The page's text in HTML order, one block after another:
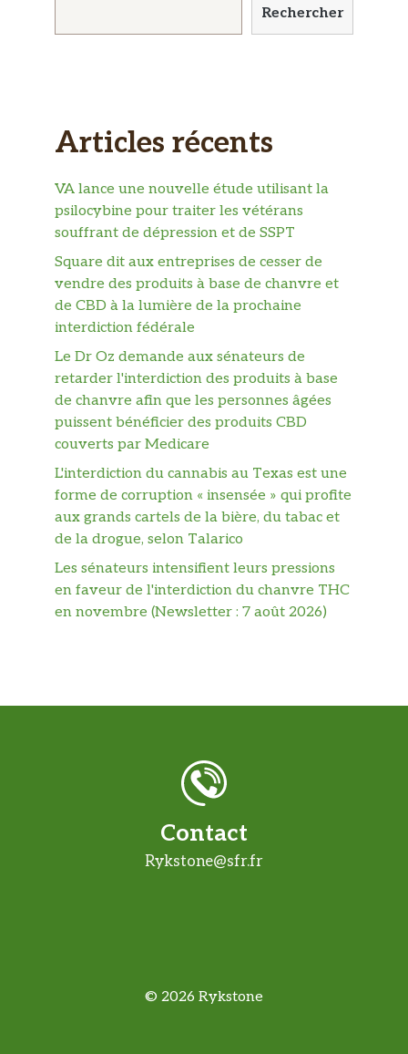
Rechercher
Articles récents
VA lance une nouvelle étude utilisant la
psilocybine pour traiter les vétérans
souffrant de dépression et de SSPT
Square dit aux entreprises de cesser de
vendre des produits à base de chanvre et
de CBD à la lumière de la prochaine
interdiction fédérale
Le Dr Oz demande aux sénateurs de
retarder l'interdiction des produits à base
de chanvre afin que les personnes âgées
puissent bénéficier des produits CBD
couverts par Medicare
L'interdiction du cannabis au Texas est une
forme de corruption « insensée » qui profite
aux grands cartels de la bière, du tabac et
de la drogue, selon Talarico
Les sénateurs intensifient leurs pressions
en faveur de l'interdiction du chanvre THC
en novembre (Newsletter : 7 août 2026)
Contact
Rykstone@sfr.fr
© 2026 Rykstone